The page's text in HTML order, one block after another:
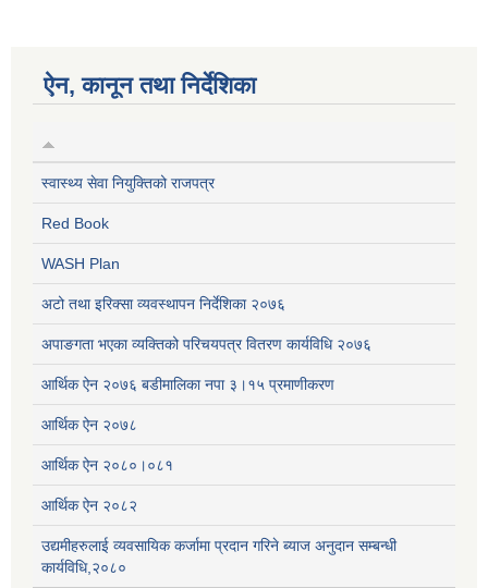
ऐन, कानून तथा निर्देशिका
स्वास्थ्य सेवा नियुक्तिको राजपत्र
Red Book
WASH Plan
अटो तथा इरिक्सा व्यवस्थापन निर्देशिका २०७६
अपाङगता भएका व्यक्तिको परिचयपत्र वितरण कार्यविधि २०७६
आर्थिक ऐन २०७६ बडीमालिका नपा ३।१५ प्रमाणीकरण
आर्थिक ऐन २०७८
आर्थिक ऐन २०८०।०८१
आर्थिक ऐन २०८२
उद्यमीहरुलाई व्यवसायिक कर्जामा प्रदान गरिने ब्याज अनुदान सम्बन्धी
कार्यविधि,२०८०